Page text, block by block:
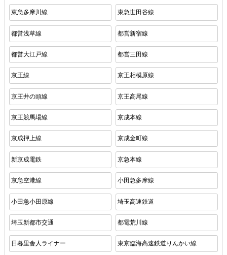
東急多摩川線 東急世田谷線
都営浅草線 都営新宿線
都営大江戸線 都営三田線
京王線 京王相模原線
京王井の頭線 京王高尾線
京王競馬場線 京成本線
京成押上線 京成金町線
新京成電鉄 京急本線
京急空港線 小田急多摩線
小田急小田原線 埼玉高速鉄道
埼玉新都市交通 都電荒川線
日暮里舎人ライナー 東京臨海高速鉄道りんかい線